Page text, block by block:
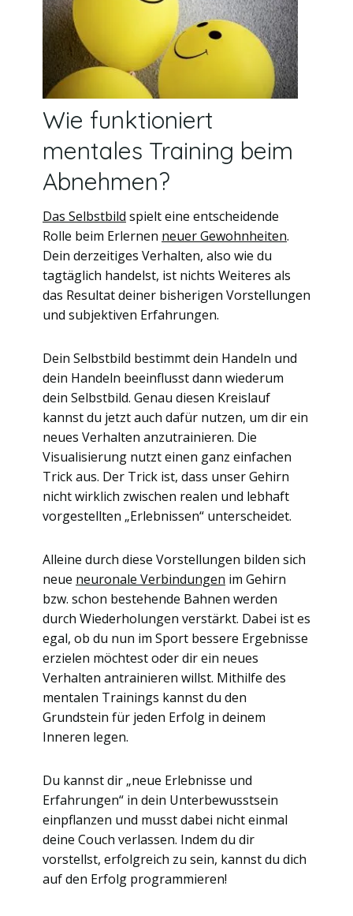
Wie funktioniert
mentales Training beim
Abnehmen?
Das Selbstbild spielt eine entscheidende
Rolle beim Erlernen neuer Gewohnheiten.
Dein derzeitiges Verhalten, also wie du
tagtäglich handelst, ist nichts Weiteres als
das Resultat deiner bisherigen Vorstellungen
und subjektiven Erfahrungen.
Dein Selbstbild bestimmt dein Handeln und
dein Handeln beeinflusst dann wiederum
dein Selbstbild. Genau diesen Kreislauf
kannst du jetzt auch dafür nutzen, um dir ein
neues Verhalten anzutrainieren. Die
Visualisierung nutzt einen ganz einfachen
Trick aus. Der Trick ist, dass unser Gehirn
nicht wirklich zwischen realen und lebhaft
vorgestellten „Erlebnissen“ unterscheidet.
Alleine durch diese Vorstellungen bilden sich
neue neuronale Verbindungen im Gehirn
bzw. schon bestehende Bahnen werden
durch Wiederholungen verstärkt. Dabei ist es
egal, ob du nun im Sport bessere Ergebnisse
erzielen möchtest oder dir ein neues
Verhalten antrainieren willst. Mithilfe des
mentalen Trainings kannst du den
Grundstein für jeden Erfolg in deinem
Inneren legen.
Du kannst dir „neue Erlebnisse und
Erfahrungen“ in dein Unterbewusstsein
einpflanzen und musst dabei nicht einmal
deine Couch verlassen. Indem du dir
vorstellst, erfolgreich zu sein, kannst du dich
auf den Erfolg programmieren!